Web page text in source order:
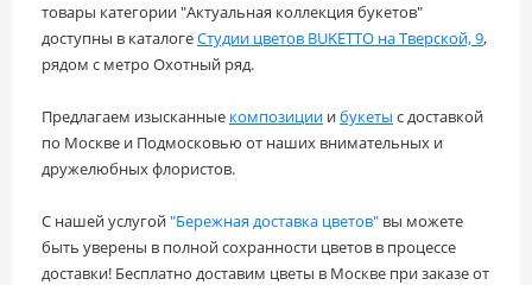
товары категории "Актуальная коллекция букетов"
доступны в каталогеСтудии цветов BUKETTO на Тверской, 9,
рядом с метро Охотный ряд.
Предлагаем изысканные композиции ибукеты с доставкой
по Москве и Подмосковью от наших внимательных и
дружелюбных флористов.
С нашей услугой"Бережная доставка цветов" вы можете
быть уверены в полной сохранности цветов в процессе
доставки! Бесплатно доставим цветы в Москве при заказе от